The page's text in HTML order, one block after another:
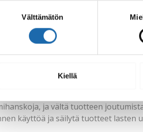
Välttämätön
Kiellä
käyttöä on tärkeää
sen kuivua kunnolla. Sen jälkeen
imeytyä kunnolla ja poista liika aine
tuotteet kestävät pitkään ja
helppokäyttöisiksi ja
ja vältä tuotteen
käyttöä ja säilytä tuotteet lasten